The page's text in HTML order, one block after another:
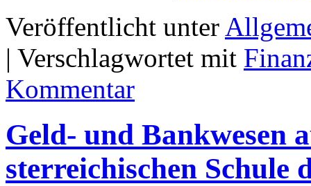
Veröffentlicht unter
| Verschlagwortet mit
Kommentar
Geld- und Bankwesen
sterreichischen Schule